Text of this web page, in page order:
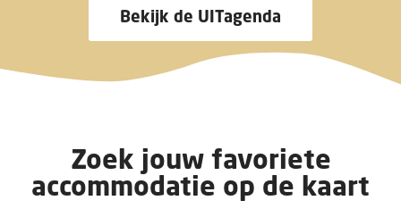
Bekijk de UITagenda
Zoek jouw favoriete
accommodatie op de kaart